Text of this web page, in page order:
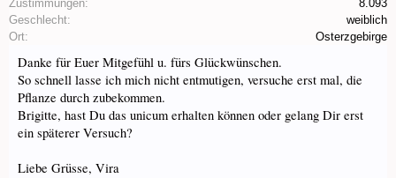
Zustimmungen:
8.093
Geschlecht:
weiblich
Ort:
Osterzgebirge
Danke für Euer Mitgefühl u. fürs Glückwünschen.
So schnell lasse ich mich nicht entmutigen, versuche erst mal, die
Pflanze durch zubekommen.
Brigitte, hast Du das unicum erhalten können oder gelang Dir erst
ein späterer Versuch?
Liebe Grüsse, Vira